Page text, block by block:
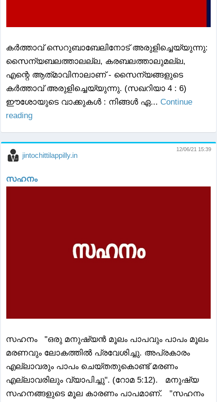
കര്‍ത്താവ്‌ സെറുബാബേലിനോട്‌ അരുളിച്ചെയ്യുന്നു:
സൈന്യബലത്താലല്ല, കരബലത്താലുമല്ല,
എന്റെ ആത്‌മാവിനാലാണ്‌ - സൈന്യങ്ങളുടെ
കര്‍ത്താവ്‌ അരുളിച്ചെയ്യുന്നു. (സഖറിയാ 4 : 6)
ഈശോയുടെ വാക്കുകൾ : നിങ്ങള്‍ ഏ... Continue
reading
jintochittilappilly.in
12/06/21 15:39
സഹനം
സഹനം "ഒരു മനുഷ്യൻ മൂലം പാപവും പാപം മൂലം
മരണവും ലോകത്തിൽ പ്രവേശിച്ചു. അപ്രകാരം
എല്ലാവരും പാപം ചെയ്തതുകൊണ്ട് മരണം
എല്ലാവരിലും വ്യാപിച്ചു". (റോമ 5:12). മനുഷ്യ
സഹനങ്ങളുടെ മൂല കാരണം പാപമാണ്. "സഹനം